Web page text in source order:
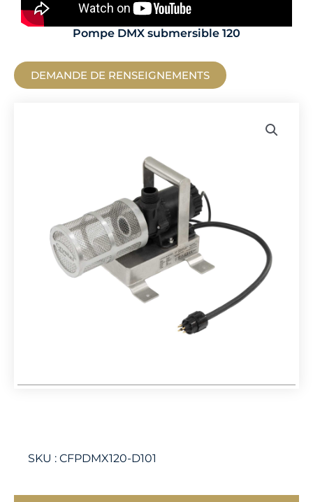
Pompe DMX submersible 120
DEMANDE DE RENSEIGNEMENTS
SKU : CFPDMX120-D101